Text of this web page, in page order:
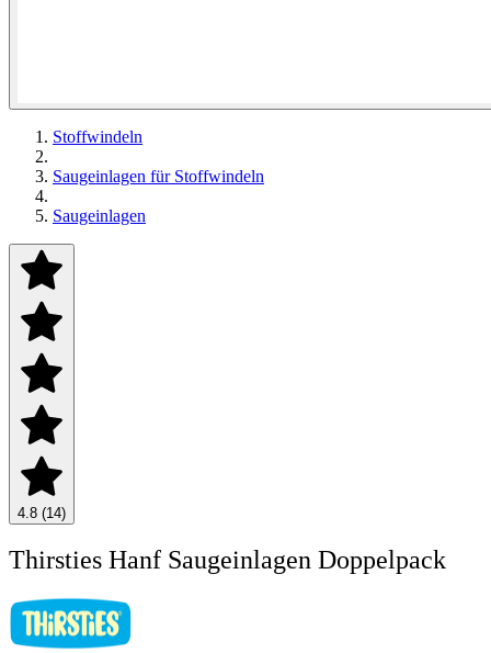
Stoffwindeln
Saugeinlagen für Stoffwindeln
Saugeinlagen
4.8 (14)
Thirsties Hanf Saugeinlagen Doppelpack